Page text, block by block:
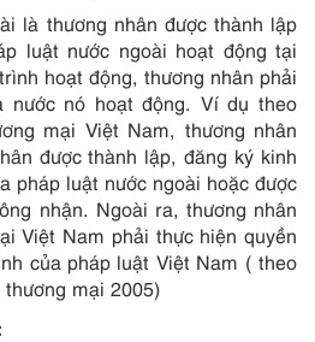
là thương nhân được thành lập
luật nước ngoài hoạt động tại
hoạt động, thương nhân phải
nước nó hoạt động. Ví dụ theo
mại Việt Nam, thương nhân
được thành lập, đăng ký kinh
pháp luật nước ngoài hoặc được
nhận. Ngoài ra, thương nhân
Việt Nam phải thực hiện quyền
của pháp luật Việt Nam ( theo
mại 2005)